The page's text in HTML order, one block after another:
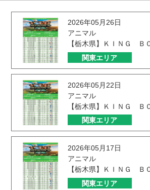
2026年05月26日
アニマル
【栃木県】ＫＩＮＧ Ｂ
関東エリア
2026年05月22日
アニマル
【栃木県】ＫＩＮＧ Ｂ
関東エリア
2026年05月17日
アニマル
【栃木県】ＫＩＮＧ Ｂ
関東エリア